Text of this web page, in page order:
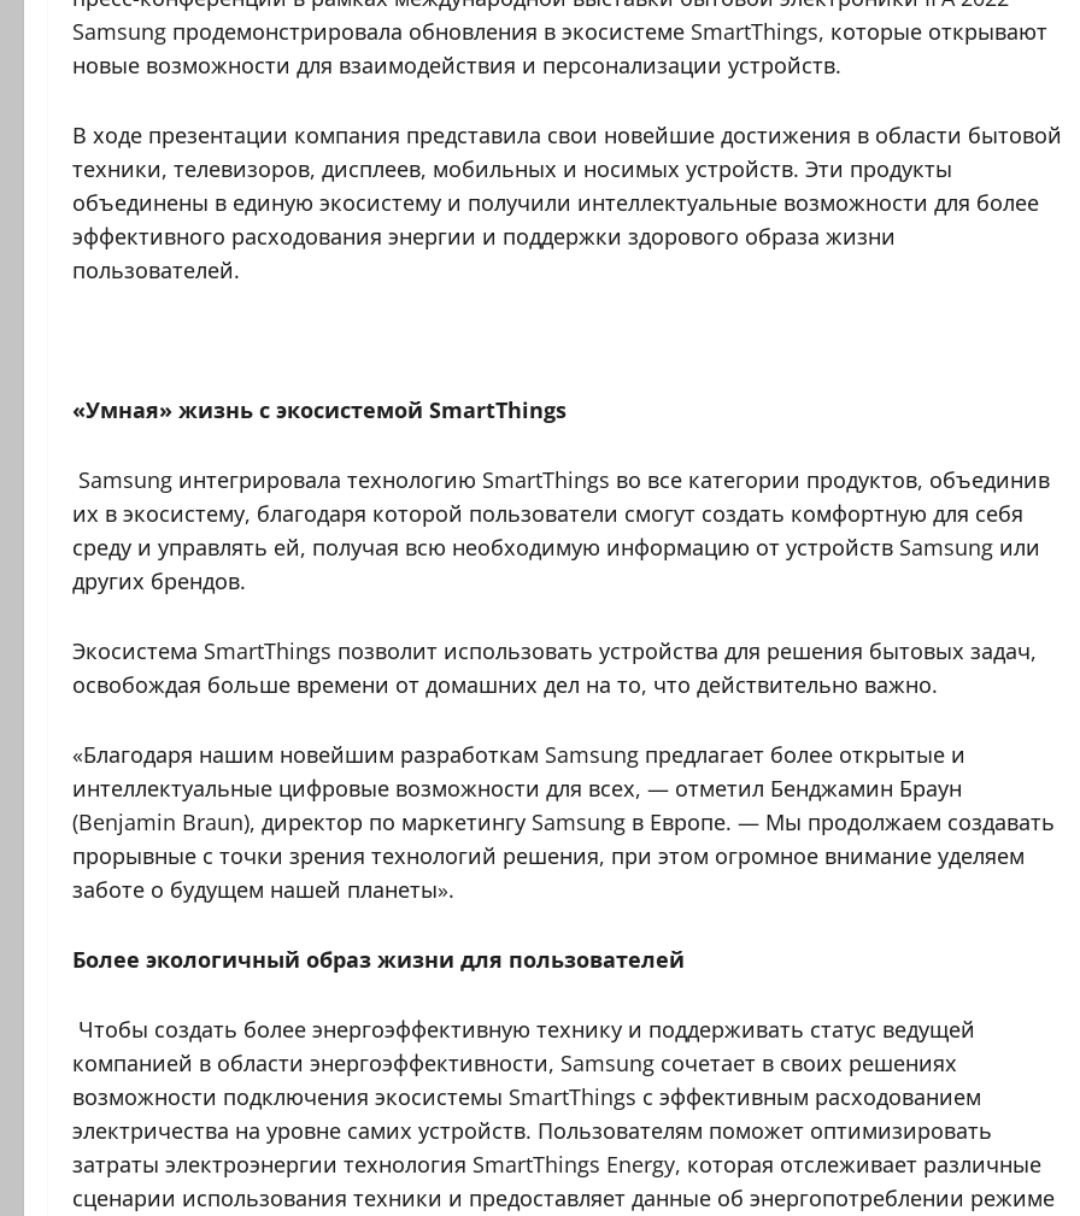
Samsung продемонстрировала обновления в экосистеме SmartThings, которые открывают
новые возможности для взаимодействия и персонализации устройств.
В ходе презентации компания представила свои новейшие достижения в области бытовой
техники, телевизоров, дисплеев, мобильных и носимых устройств. Эти продукты
объединены в единую экосистему и получили интеллектуальные возможности для более
эффективного расходования энергии и поддержки здорового образа жизни
пользователей.
«Умная» жизнь с экосистемой SmartThings
Samsung интегрировала технологию SmartThings во все категории продуктов, объединив
их в экосистему, благодаря которой пользователи смогут создать комфортную для себя
среду и управлять ей, получая всю необходимую информацию от устройств Samsung или
других брендов.
Экосистема SmartThings позволит использовать устройства для решения бытовых задач,
освобождая больше времени от домашних дел на то, что действительно важно.
«Благодаря нашим новейшим разработкам Samsung предлагает более открытые и
интеллектуальные цифровые возможности для всех, — отметил Бенджамин Браун
(Benjamin Braun), директор по маркетингу Samsung в Европе. — Мы продолжаем создавать
прорывные с точки зрения технологий решения, при этом огромное внимание уделяем
заботе о будущем нашей планеты».
Более экологичный образ жизни для пользователей
Чтобы создать более энергоэффективную технику и поддерживать статус ведущей
компанией в области энергоэффективности, Samsung сочетает в своих решениях
возможности подключения экосистемы SmartThings с эффективным расходованием
электричества на уровне самих устройств. Пользователям поможет оптимизировать
затраты электроэнергии технология SmartThings Energy, которая отслеживает различные
сценарии использования техники и предоставляет данные об энергопотреблении режиме